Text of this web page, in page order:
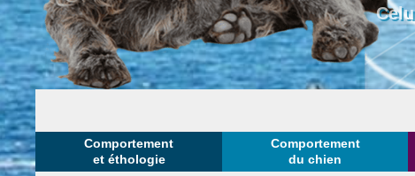
Comportement
et éthologie
Comportement
du chien